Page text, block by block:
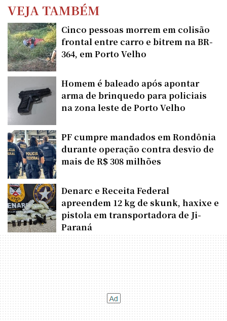
VEJA TAMBÉM
Cinco pessoas morrem em colisão
frontal entre carro e bitrem na BR-
364, em Porto Velho
Homem é baleado após apontar
arma de brinquedo para policiais
na zona leste de Porto Velho
PF cumpre mandados em Rondônia
durante operação contra desvio de
mais de R$ 308 milhões
Denarc e Receita Federal
apreendem 12 kg de skunk, haxixe e
pistola em transportadora de Ji-
Paraná